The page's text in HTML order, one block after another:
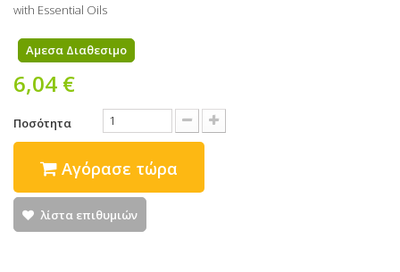
with Essential Oils
Αμεσα Διαθεσιμο
6,04 €
Ποσότητα
Αγόρασε τώρα
λίστα επιθυμιών